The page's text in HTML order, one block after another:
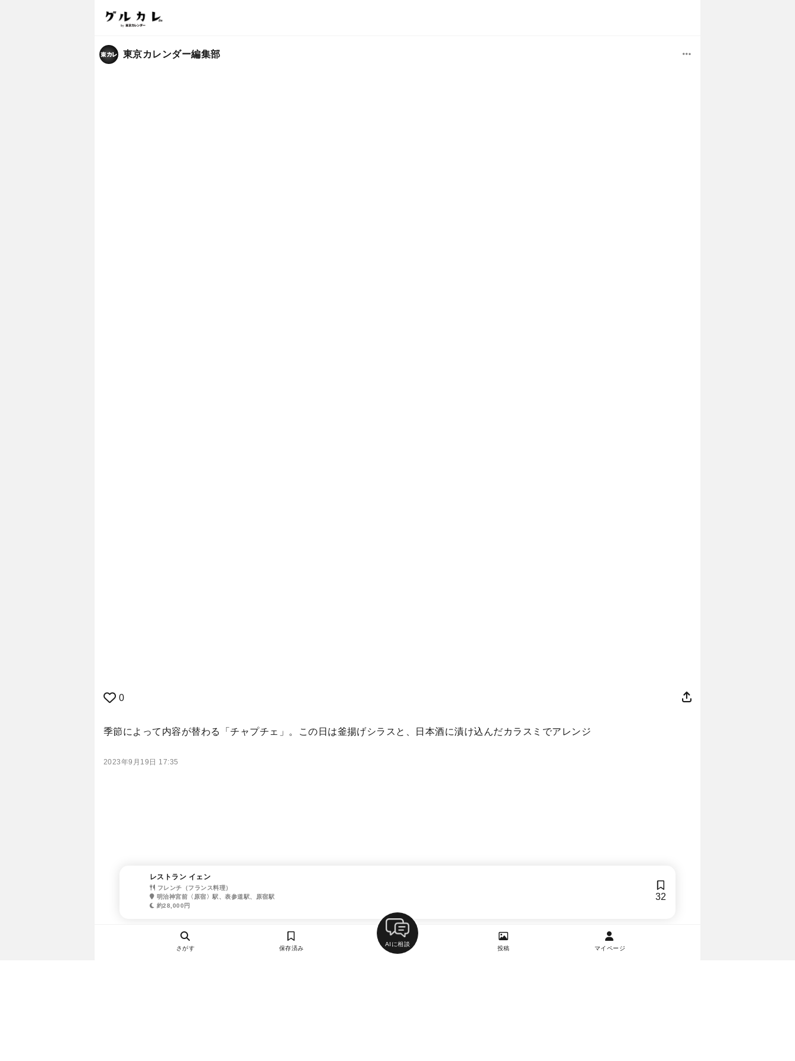
東京カレンダー編集部
0
季節によって内容が替わる「チャプチェ」。この日は釜揚げシラスと、日本酒に漬け込んだカラスミでアレンジ
2023年9月19日 17:35
レストラン イェン
フレンチ（フランス料理）
明治神宮前〈原宿〉駅、表参道駅、原宿駅
約28,000円
32
さがす 保存済み
AIに相談
投稿 マイページ